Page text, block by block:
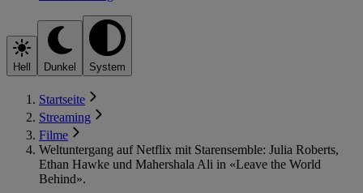
Hell Dunkel System
Startseite
Streaming
Filme
Weltuntergang auf Netflix mit Starensemble: Julia Roberts,
Ethan Hawke und Mahershala Ali in «Leave the World
Behind».